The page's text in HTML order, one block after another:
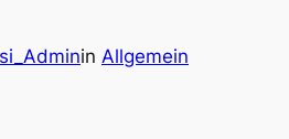
in Allgemein